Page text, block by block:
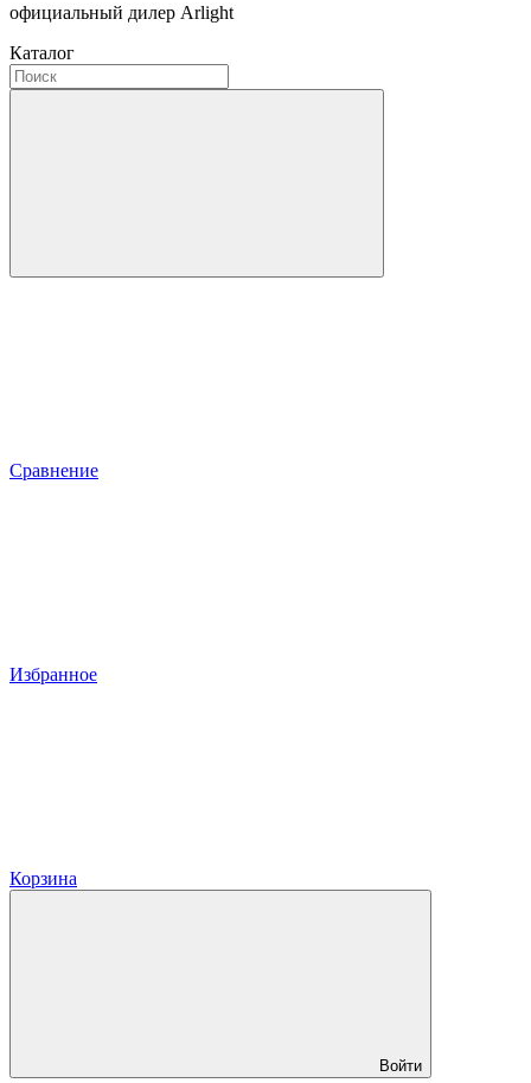
официальный дилер Arlight
Каталог
Сравнение
Избранное
Корзина
Войти